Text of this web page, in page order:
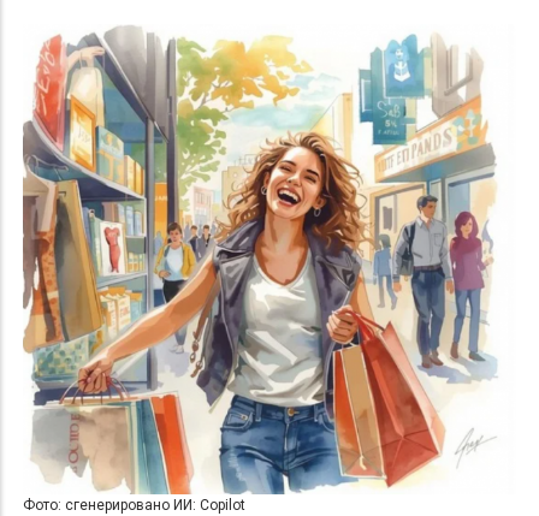
Фото: сгенерировано ИИ: Copilot